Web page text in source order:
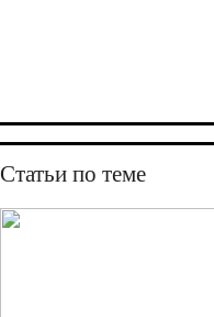
Статьи по теме